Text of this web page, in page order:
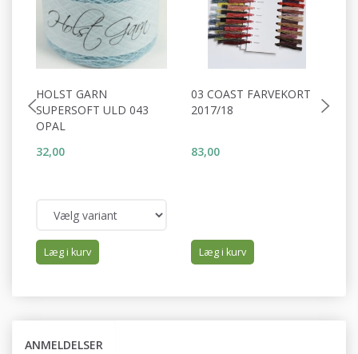
HOLST GARN
SUPERSOFT ULD 043
OPAL
32,00
Læg i kurv
03 COAST FARVEKORT
2017/18
83,00
Læg i kurv
ANMELDELSER